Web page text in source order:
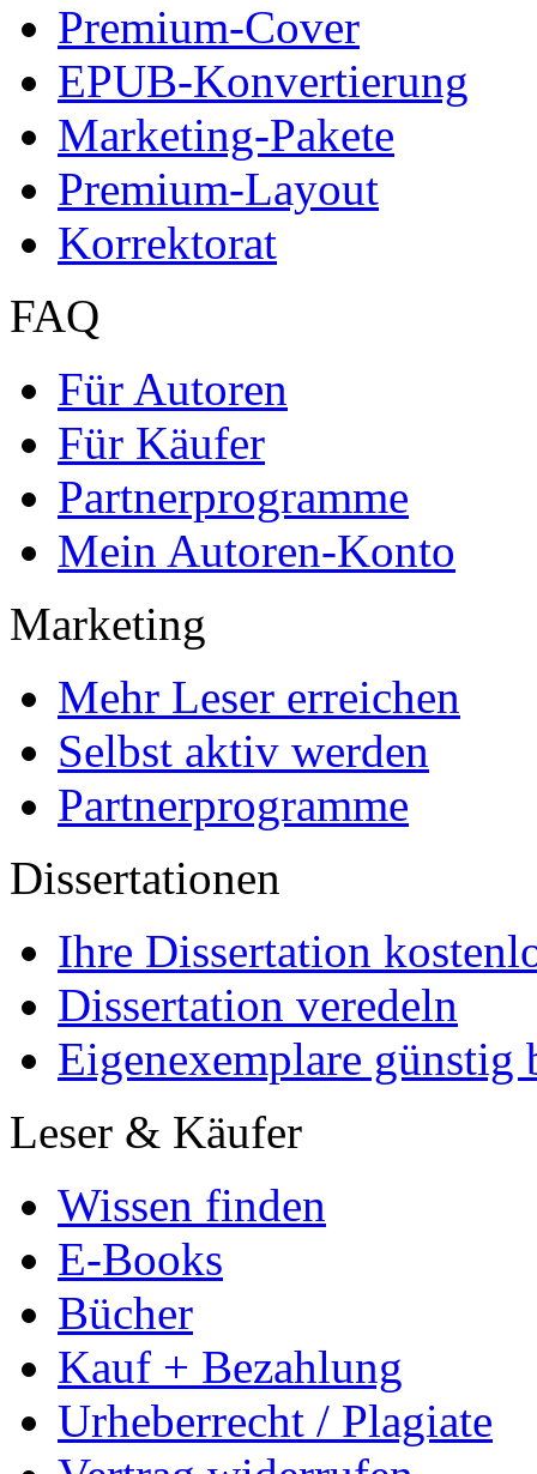
Premium-Cover
EPUB-Konvertierung
Marketing-Pakete
Premium-Layout
Korrektorat
FAQ
Für Autoren
Für Käufer
Partnerprogramme
Mein Autoren-Konto
Marketing
Mehr Leser erreichen
Selbst aktiv werden
Partnerprogramme
Dissertationen
Ihre Dissertation
Dissertation veredeln
Eigenexemplare günstig
Leser & Käufer
Wissen finden
E-Books
Bücher
Kauf + Bezahlung
Urheberrecht / Plagiate